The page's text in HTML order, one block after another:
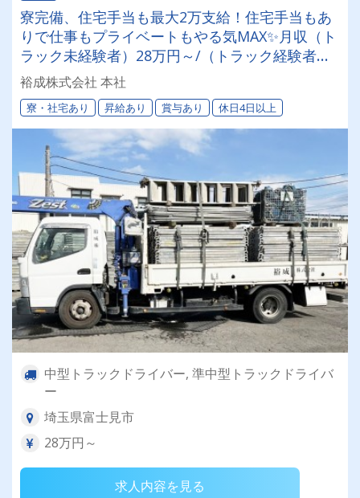
寮完備、住宅手当も最大2万支給！住宅手当もあ
りで仕事もプライベートもやる気MAX✨月収（ト
ラック未経験者）28万円～/（トラック経験者）
32万円～/（ユニック経験者）36万円～保障！
裕成株式会社 本社
寮・社宅あり 昇給あり 賞与あり 休日4日以上
中型トラックドライバー, 準中型トラックドライバ
ー
埼玉県富士見市
28万円～
求人内容を見る